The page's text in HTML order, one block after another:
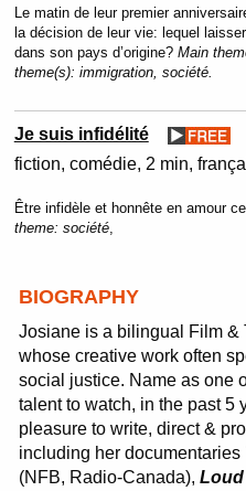
Le matin de leur premier
la décision de leur vie: lequel
dans son pays d’origine? Main
theme(s): immigration, société.
Je suis infidélité
fiction comédie 2 min
Être infidèle et honnête en amour
theme: société,
BIOGRAPHY
Josiane is a bilingual Film &
whose creative work often
social justice. Name as one
talent to watch, in the past 5
pleasure to write, direct &
including her documentaries
(NFB, Radio-Canada),Loud